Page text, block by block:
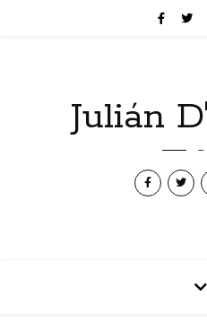
Julián
–